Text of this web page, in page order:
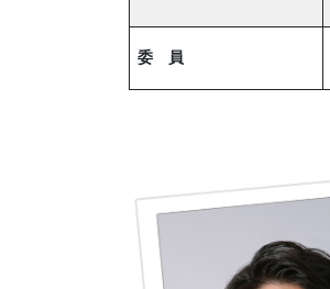
委 員